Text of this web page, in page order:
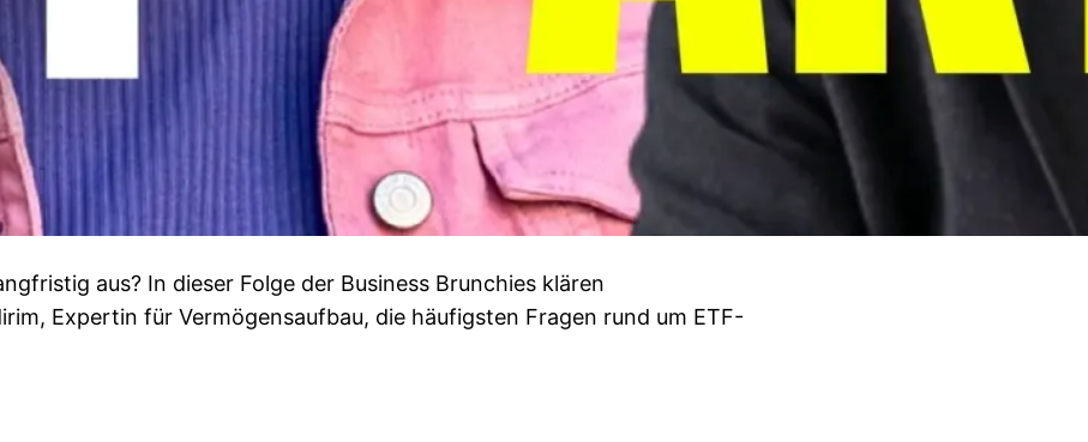
aus? In dieser Folge der Business Brunchies klären
Expertin für Vermögensaufbau, die häufigsten Fragen rund um ETF-